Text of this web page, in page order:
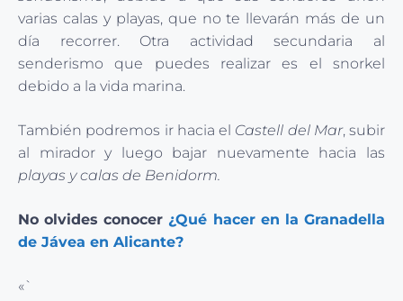
varias calas y playas, que no te llevarán más de un
día recorrer. Otra actividad secundaria al
senderismo que puedes realizar es el snorkel
debido a la vida marina.
También podremos ir hacia el Castell del Mar, subir
al mirador y luego bajar nuevamente hacia las
playas y calas de Benidorm.
No olvides conocer¿Qué hacer en la Granadella
de Jávea en Alicante?
«`